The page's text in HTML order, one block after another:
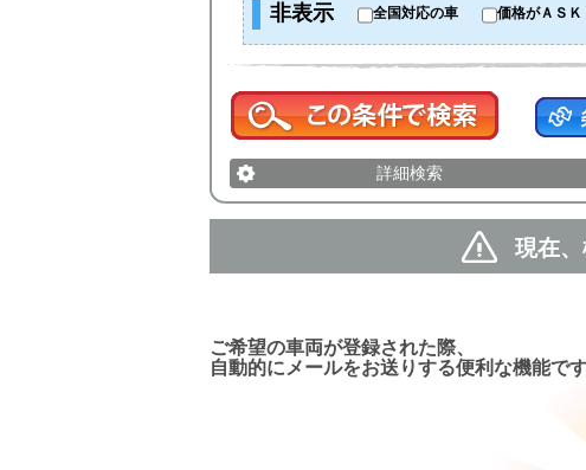
非表示 全国対応の車 価格がＡＳＫ
詳細検索
現在
ご希望の車両が登録された際、
自動的にメールをお送りする便利な機能です